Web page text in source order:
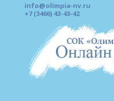
info@olimpia-nv.ru
+7 (3466) 43-43-42